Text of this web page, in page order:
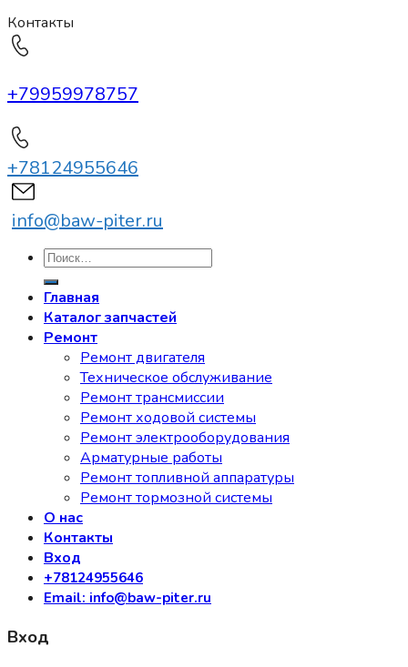
Контакты
+79959978757
+78124955646
info@baw-piter.ru
Искать:
Главная
Каталог запчастей
Ремонт
Ремонт двигателя
Техническое обслуживание
Ремонт трансмиссии
Ремонт ходовой системы
Ремонт электрооборудования
Арматурные работы
Ремонт топливной аппаратуры
Ремонт тормозной системы
О нас
Контакты
Вход
+78124955646
Email: info@baw-piter.ru
Вход